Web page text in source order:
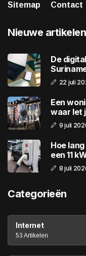
Sitemap
Contact
Nieuwe artikelen
De
22 juli
Een
waar let
9 juli
Hoe
een 11
8 juli
Categorieën
Internet
53 Artikelen